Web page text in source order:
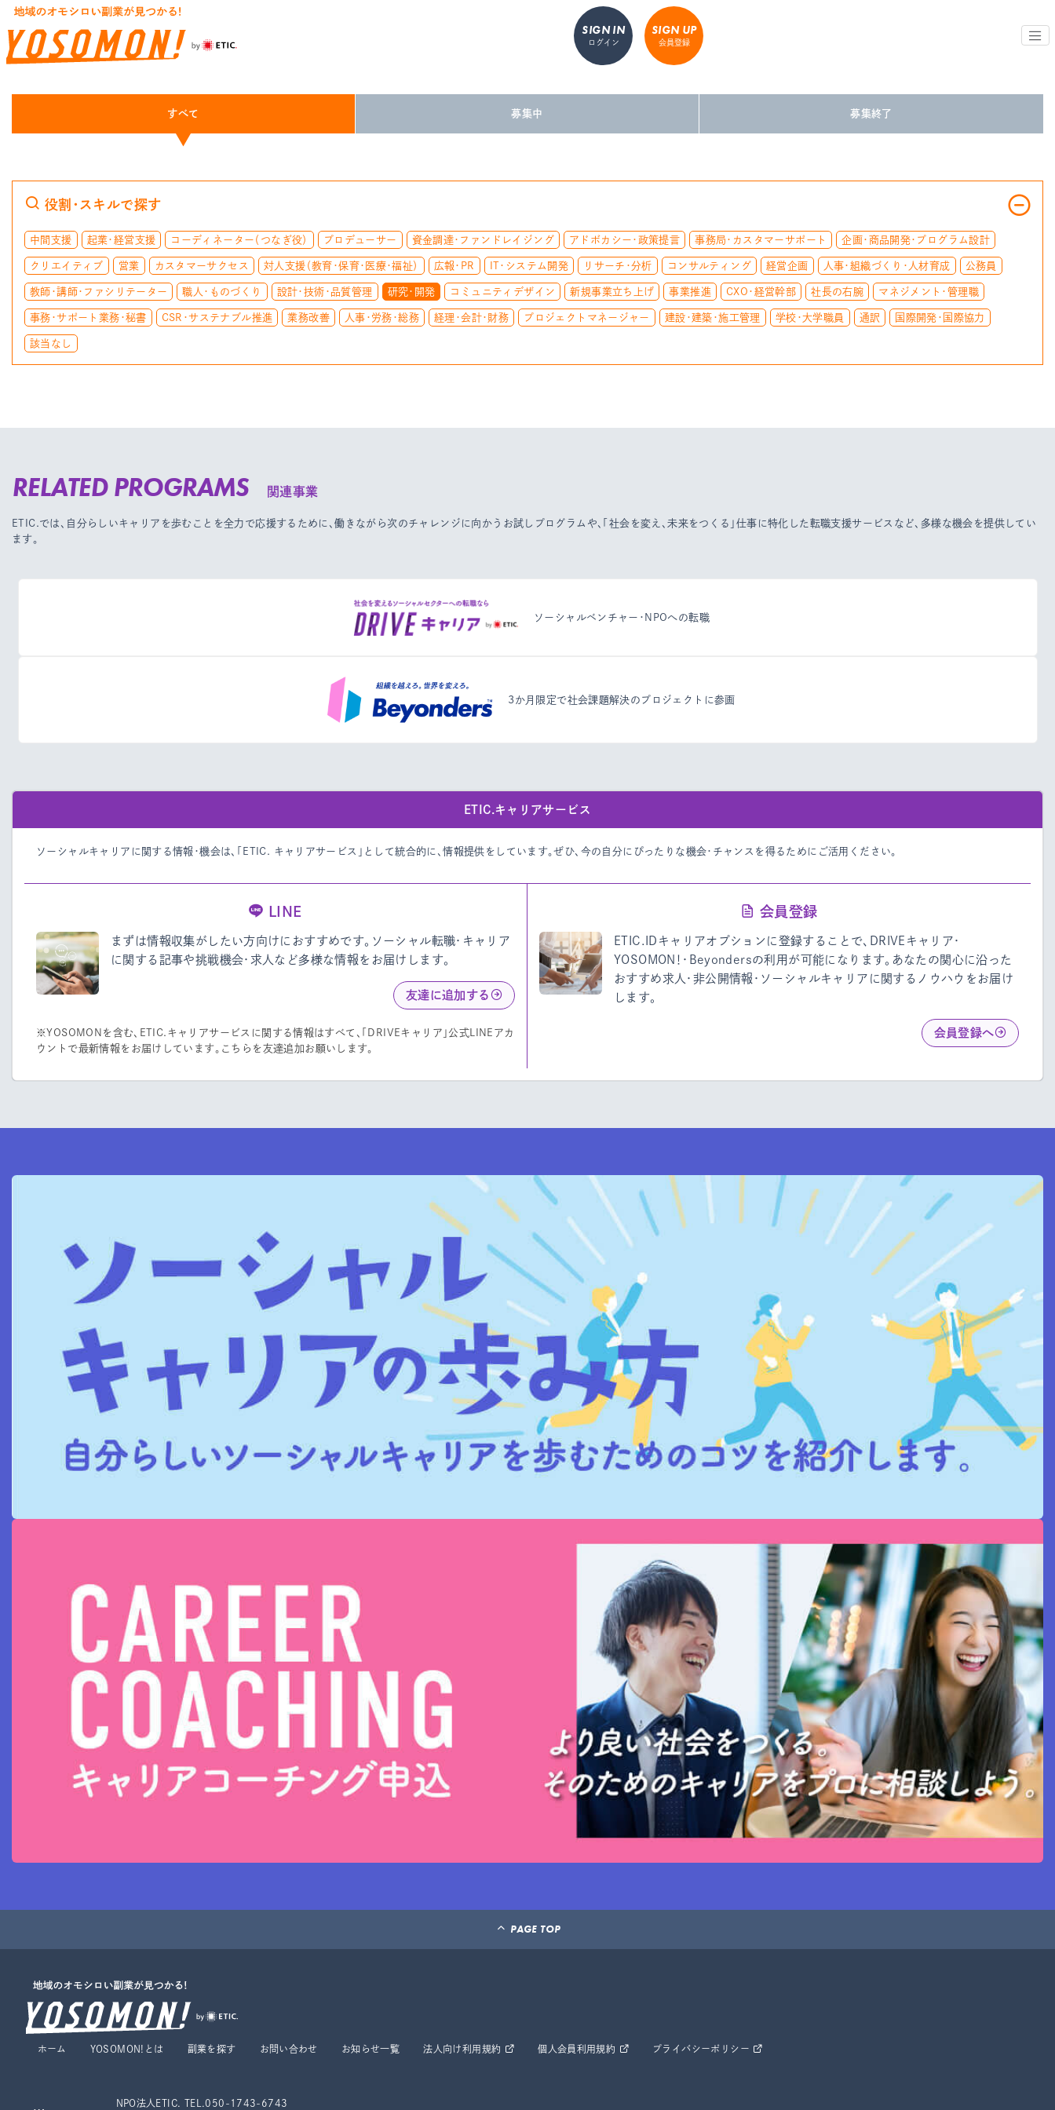
SIGN IN
ログイン
SIGN UP
会員登録
すべて 募集中 募集終了
役割・スキルで探す
中間支援 起業・経営支援 コーディネーター（つなぎ役） プロデューサー 資金調達・ファンドレイジング アドボカシー・政策提言 事務局・カスタマーサポート 企画・商品開発・プログラム設計
クリエイティブ 営業 カスタマーサクセス 対人支援（教育・保育・医療・福祉） 広報・PR IT・システム開発 リサーチ・分析 コンサルティング 経営企画 人事・組織づくり・人材育成 公務員
教師・講師・ファシリテーター 職人・ものづくり 設計・技術・品質管理 研究・開発 コミュニティデザイン 新規事業立ち上げ 事業推進 CXO・経営幹部 社長の右腕 マネジメント・管理職
事務・サポート業務・秘書 CSR・サステナブル推進 業務改善 人事・労務・総務 経理・会計・財務 プロジェクトマネージャー 建設・建築・施工管理 学校・大学職員 通訳 国際開発・国際協力
該当なし
RELATED PROGRAMS 関連事業
ETIC.では、自分らしいキャリアを歩むことを全力で応援するために、働きながら次のチャレンジに向かうお試しプログラムや、
「社会を変え、未来をつくる」仕事に特化した転職支援サービスなど、多様な機会を提供してい
ます。
ソーシャルベンチャー・NPOへの転職
3か月限定で社会課題解決のプロジェクトに参画
ETIC.キャリアサービス
ソーシャルキャリアに関する情報・機会は、「ETIC. キャリアサービス」として統合的に、情報提供をしています。ぜひ、今の自分にぴったりな機会・チャンスを得るためにご活用ください。
LINE
まずは情報収集がしたい方向けにおすすめです。ソーシャル転職・キャリア
に関する記事や挑戦機会・求人など多様な情報をお届けします。
友達に追加する
※YOSOMONを含む、ETIC.キャリアサービスに関する情報はすべて、「DRIVEキャリア」公式LINEアカ
ウントで最新情報をお届けしています。こちらを友達追加お願いします。
会員登録
ETIC.IDキャリアオプションに登録することで、DRIVEキャリア・
YOSOMON！・Beyondersの利用が可能になります。あなたの関心に沿った
おすすめ求人・非公開情報・ソーシャルキャリアに関するノウハウをお届け
します。
会員登録へ
PAGE TOP
ホーム YOSOMON!とは 副業を探す お問い合わせ お知らせ一覧 法人向け利用規約 個人会員利用規約 プライバシーポリシー
NPO法人ETIC. TEL.050-1743-6743